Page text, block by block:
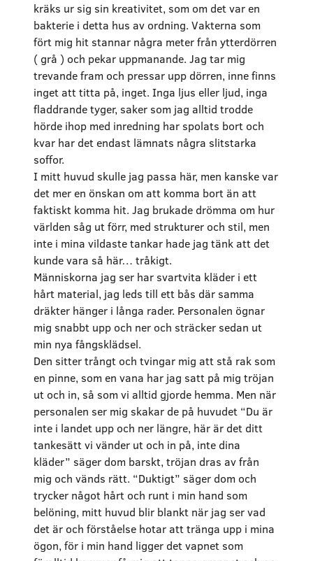
kräks ur sig sin kreativitet, som om det var en
bakterie i detta hus av ordning. Vakterna som
fört mig hit stannar några meter från ytterdörren
( grå ) och pekar uppmanande. Jag tar mig
trevande fram och pressar upp dörren, inne finns
inget att titta på, inget. Inga ljus eller ljud, inga
fladdrande tyger, saker som jag alltid trodde
hörde ihop med inredning har spolats bort och
kvar har det endast lämnats några slitstarka
soffor.
I mitt huvud skulle jag passa här, men kanske var
det mer en önskan om att komma bort än att
faktiskt komma hit. Jag brukade drömma om hur
världen såg ut förr, med strukturer och stil, men
inte i mina vildaste tankar hade jag tänk att det
kunde vara så här… tråkigt.
Människorna jag ser har svartvita kläder i ett
hårt material, jag leds till ett bås där samma
dräkter hänger i långa rader. Personalen ögnar
mig snabbt upp och ner och sträcker sedan ut
min nya fångsklädsel.
Den sitter trångt och tvingar mig att stå rak som
en pinne, som en vana har jag satt på mig tröjan
ut och in, så som vi alltid gjorde hemma. Men när
personalen ser mig skakar de på huvudet “Du är
inte i landet upp och ner längre, här är det ditt
tankesätt vi vänder ut och in på, inte dina
kläder” säger dom barskt, tröjan dras av från
mig och vänds rätt. “Duktigt” säger dom och
trycker något hårt och runt i min hand som
belöning, mitt huvud blir blankt när jag ser vad
det är och förståelse hotar att tränga upp i mina
ögon, för i min hand ligger det vapnet som